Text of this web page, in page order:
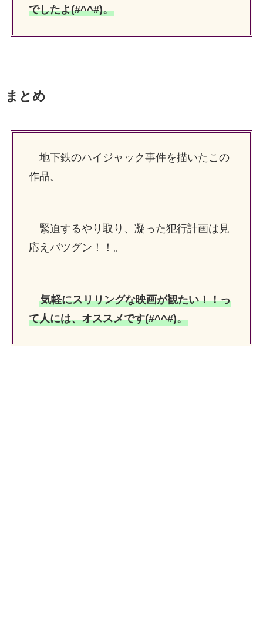
でしたよ(#^^#)。
まとめ
地下鉄のハイジャック事件を描いたこの
作品。
緊迫するやり取り、凝った犯行計画は見
応えバツグン！！。
気軽にスリリングな映画が観たい！！っ
て人には、オススメです(#^^#)。